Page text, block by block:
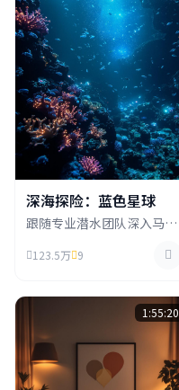
深海探险：蓝色星球
跟随专业潜水团队深入马里
秘的深海世界，发现前所未
123.5万 9
1:55:20